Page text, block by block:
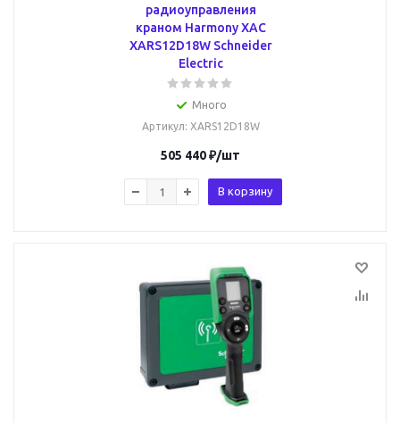
радиоуправления
краном Harmony XAC
XARS12D18W Schneider
Electric
Много
Артикул: XARS12D18W
505 440₽/шт
В корзину